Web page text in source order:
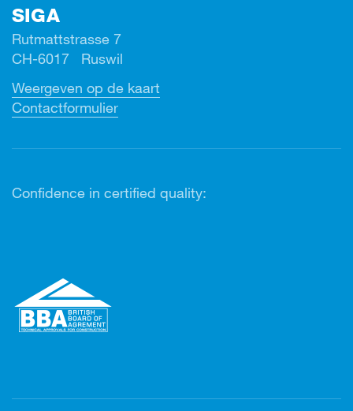
SIGA
Rutmattstrasse 7
CH-6017 Ruswil
Weergeven op de kaart
Contactformulier
Confidence in certified quality: